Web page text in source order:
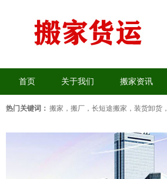
首页 关于我们 搬家资讯
热门关键词： 搬家，搬厂， 长短途搬家 ， 装货卸货，